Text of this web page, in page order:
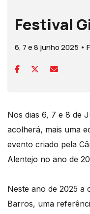
Festival
6, 7 e 8 junho 2025 •
Nos dias 6, 7 e 8 de
acolherá, mais uma
evento criado pela
Alentejo no ano de
Neste ano de 2025 a
Barros, uma